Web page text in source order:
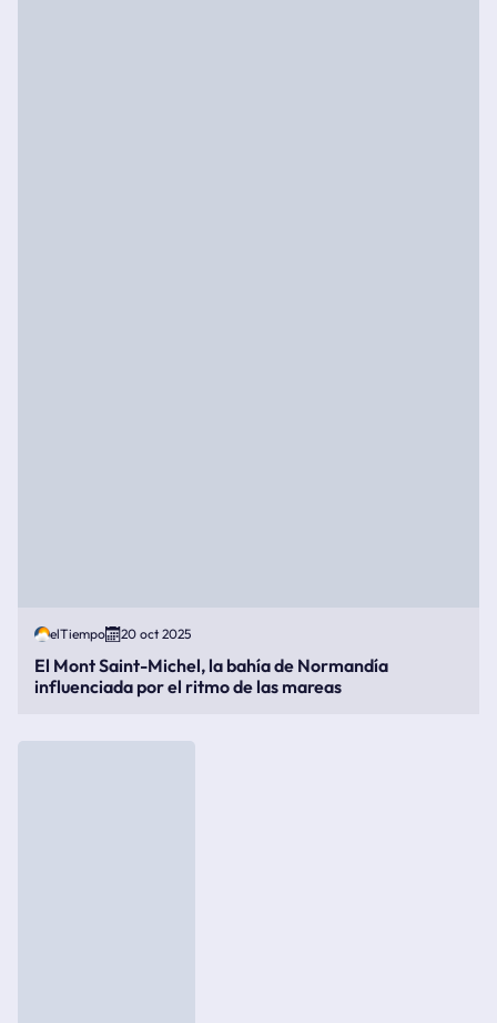
elTiempo 20 oct 2025
El Mont Saint-Michel, la bahía de Normandía
influenciada por el ritmo de las mareas